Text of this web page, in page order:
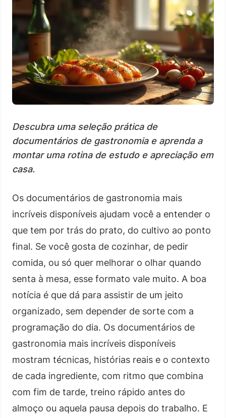
Descubra uma seleção prática de
documentários de gastronomia e aprenda a
montar uma rotina de estudo e apreciação em
casa.
Os documentários de gastronomia mais
incríveis disponíveis ajudam você a entender o
que tem por trás do prato, do cultivo ao ponto
final. Se você gosta de cozinhar, de pedir
comida, ou só quer melhorar o olhar quando
senta à mesa, esse formato vale muito. A boa
notícia é que dá para assistir de um jeito
organizado, sem depender de sorte com a
programação do dia. Os documentários de
gastronomia mais incríveis disponíveis
mostram técnicas, histórias reais e o contexto
de cada ingrediente, com ritmo que combina
com fim de tarde, treino rápido antes do
almoço ou aquela pausa depois do trabalho. E